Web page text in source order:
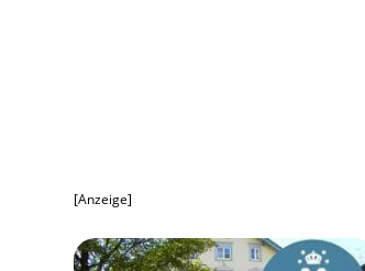
[Anzeige]